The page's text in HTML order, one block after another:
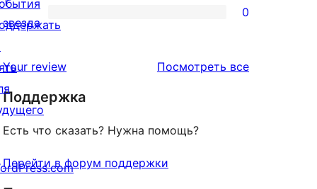
звездный
0
звездный
отзыв
звезда
0
Your review Посмотреть всеотзывы
Поддержка
Есть что сказать? Нужна помощь?
Перейти в форум поддержки